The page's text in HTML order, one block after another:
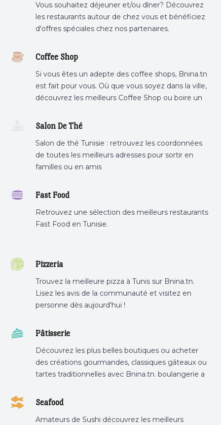
Vous souhaitez déjeuner et/ou dîner? Découvrez
les restaurants autour de chez vous et bénéficiez
d'offres spéciales chez nos partenaires.
Coffee Shop
Si vous êtes un adepte des coffee shops, Bnina.tn
est fait pour vous. Où que vous soyez dans la ville,
découvrez les meilleurs Coffee Shop ou boire un
Salon De Thé
Salon de thé Tunisie : retrouvez les coordonnées
de toutes les meilleurs adresses pour sortir en
familles ou en amis
Fast Food
Retrouvez une sélection des meilleurs restaurants
Fast Food en Tunisie.
Pizzeria
Trouvez la meilleure pizza à Tunis sur Bnina.tn.
Lisez les avis de la communauté et visitez en
personne dès aujourd'hui !
Pâtisserie
Découvrez les plus belles boutiques ou acheter
des créations gourmandes, classiques gâteaux ou
tartes traditionnelles avec Bnina.tn. boulangerie a
tunis, pâtisserie sousse .
Seafood
Amateurs de Sushi découvrez les meilleurs